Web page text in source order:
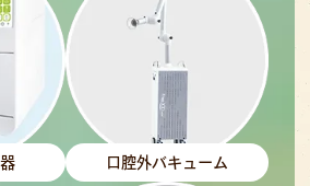
口腔外バキューム